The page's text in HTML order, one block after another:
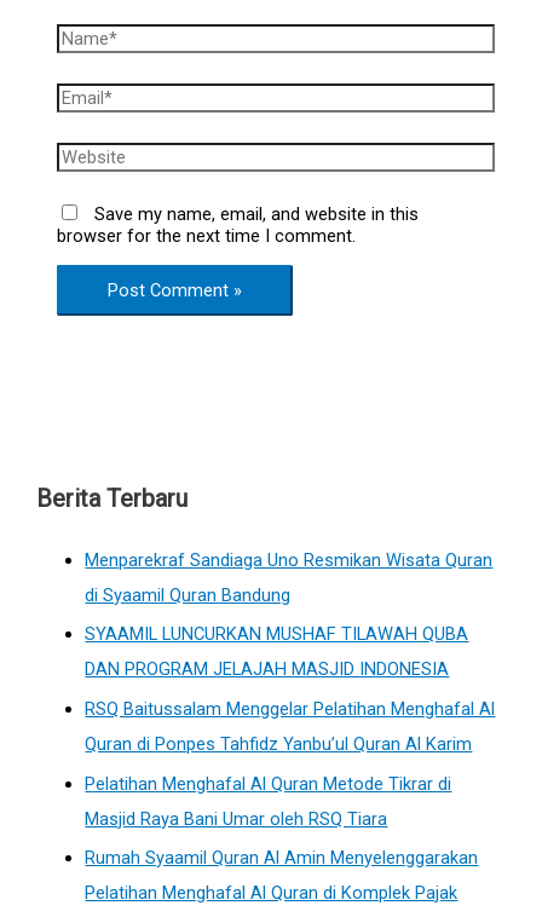
Save my name, email, and website in this
browser for the next time I comment.
Berita Terbaru
Menparekraf Sandiaga Uno Resmikan Wisata Quran
di Syaamil Quran Bandung
SYAAMIL LUNCURKAN MUSHAF TILAWAH QUBA
DAN PROGRAM JELAJAH MASJID INDONESIA
RSQ Baitussalam Menggelar Pelatihan Menghafal Al
Quran di Ponpes Tahfidz Yanbu’ul Quran Al Karim
Pelatihan Menghafal Al Quran Metode Tikrar di
Masjid Raya Bani Umar oleh RSQ Tiara
Rumah Syaamil Quran Al Amin Menyelenggarakan
Pelatihan Menghafal Al Quran di Komplek Pajak